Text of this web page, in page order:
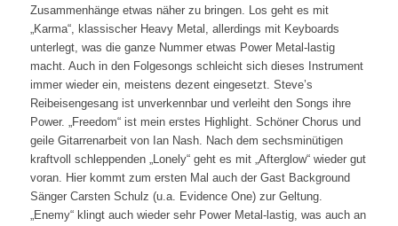
Zusammenhänge etwas näher zu bringen. Los geht es mit
„Karma“, klassischer Heavy Metal, allerdings mit Keyboards
unterlegt, was die ganze Nummer etwas Power Metal-lastig
macht. Auch in den Folgesongs schleicht sich dieses Instrument
immer wieder ein, meistens dezent eingesetzt. Steve’s
Reibeisengesang ist unverkennbar und verleiht den Songs ihre
Power. „Freedom“ ist mein erstes Highlight. Schöner Chorus und
geile Gitarrenarbeit von Ian Nash. Nach dem sechsminütigen
kraftvoll schleppenden „Lonely“ geht es mit „Afterglow“ wieder gut
voran. Hier kommt zum ersten Mal auch der Gast Background
Sänger Carsten Schulz (u.a. Evidence One) zur Geltung.
„Enemy“ klingt auch wieder sehr Power Metal-lastig, was auch an